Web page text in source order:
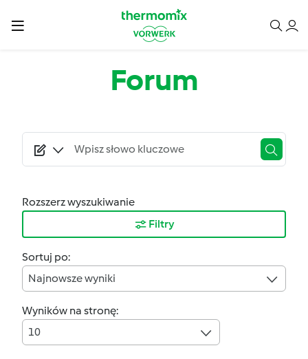
Forum
Rozszerz wyszukiwanie
Filtry
Sortuj po:
Najnowsze wyniki
Wyników na stronę:
10